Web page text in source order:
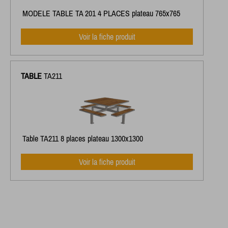
MODELE TABLE TA 201 4 PLACES plateau 765x765
Voir la fiche produit
TABLE TA211
Table TA211 8 places plateau 1300x1300
Voir la fiche produit